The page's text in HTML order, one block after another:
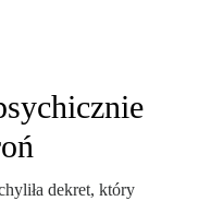
dekret, który